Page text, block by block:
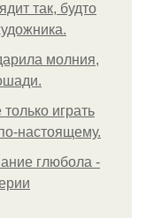
так, будто
молния,
играть
настоящему.
глюбола -